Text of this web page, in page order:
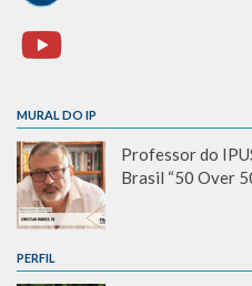
MURAL DO IP
Professor do
Brasil “50 Over
PERFIL